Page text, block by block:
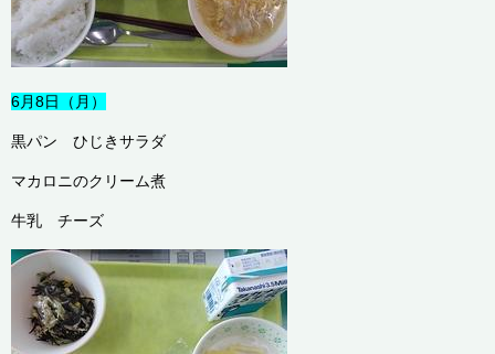
6月8日（月）
黒パン ひじきサラダ
マカロニのクリーム煮
牛乳 チーズ